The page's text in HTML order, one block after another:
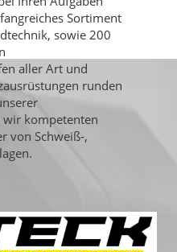
Sortiment
sowie 200
aller Art und
runden
kompetenten
von Schweiß-,